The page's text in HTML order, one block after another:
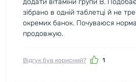
зібрано в одній таблетці й не
окремих банок. Почуваюся
продовжую.
Відгук був корисний? 1